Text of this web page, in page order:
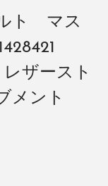
ト マス
ザースト
メント